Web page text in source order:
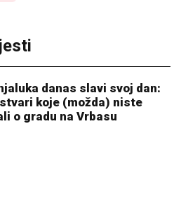
danas slavi svoj dan:
koje (možda) niste
o gradu na Vrbasu